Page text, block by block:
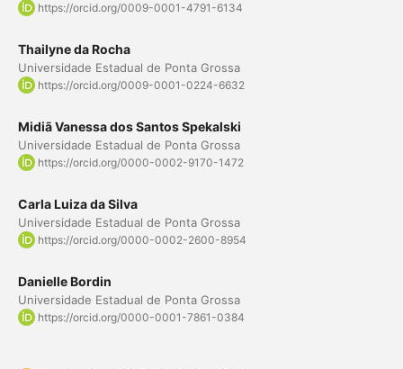
https://orcid.org/0009-0001-4791-6134
Thailyne da Rocha
Universidade Estadual de Ponta Grossa
https://orcid.org/0009-0001-0224-6632
Midiã Vanessa dos Santos Spekalski
Universidade Estadual de Ponta Grossa
https://orcid.org/0000-0002-9170-1472
Carla Luiza da Silva
Universidade Estadual de Ponta Grossa
https://orcid.org/0000-0002-2600-8954
Danielle Bordin
Universidade Estadual de Ponta Grossa
https://orcid.org/0000-0001-7861-0384